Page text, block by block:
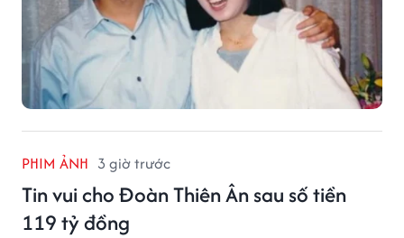
PHIM ẢNH 3 giờ trước
Tin vui cho Đoàn Thiên Ân sau số tiền
119 tỷ đồng